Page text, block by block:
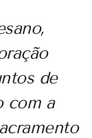
de
com a